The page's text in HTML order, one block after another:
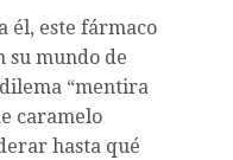
él, este fármaco
su mundo de
“mentira
caramelo
hasta qué